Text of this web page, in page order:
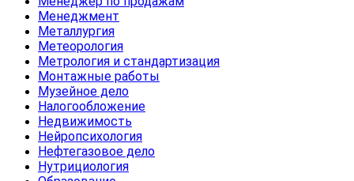
Менеджмент
Металлургия
Метеорология
Метрология и стандартизация
Монтажные работы
Музейное дело
Налогообложение
Недвижимость
Нейропсихология
Нефтегазовое дело
Нутрициология